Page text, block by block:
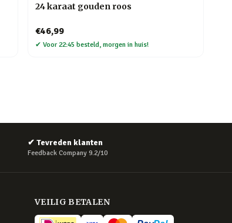
24 karaat gouden roos
€46,99
✔ Voor 22:45 besteld, morgen in huis!
✔ Tevreden klanten
Feedback Company 9.2/10
VEILIG BETALEN